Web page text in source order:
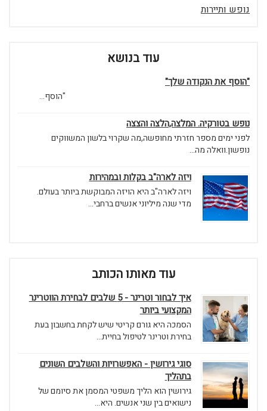
נופש ותיירות
עוד בנושא
"הוסף את הנקודה שלך"
"הוסף...
נופש בטורקיה. המלצה,הלצה והצצה
לפני ימים מספר חזרתי מחופשה,מה שקרוי בלשון המשווקים
נופשון.וואלה מה...
ויזה לארה"ב בקלות ובמהירות
ויזה לארה"ב היא הויזה המבוקשת ביותר בעולם.
מדי שנה מיליוני אנשים ברחבי...
עוד מאותו הכותב
איך לבחור וטרינר - 5 שלבים לבחירת הווטרינר
המקצועי ביותר
הסמכה היא גורם קריטי שיש לקחת בחשבון בעת
בחירת וטרינר לטיפול בחיית...
סוגי גירושין - האפשרויות והשלבים השונים
בתהליך
גירושין הוא הליך משפטי המסמן את סיומם של
נישואים בין שני אנשים. היא...